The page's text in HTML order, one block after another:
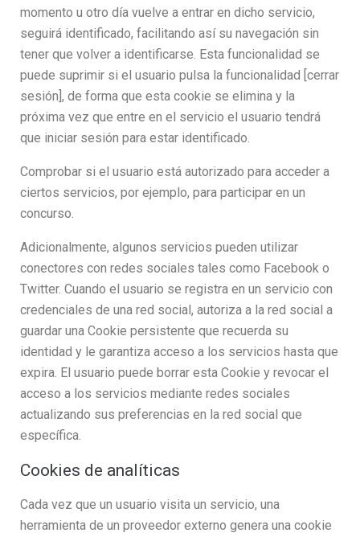
momento u otro día vuelve a entrar en dicho servicio,
seguirá identificado, facilitando así su navegación sin
tener que volver a identificarse. Esta funcionalidad se
puede suprimir si el usuario pulsa la funcionalidad [cerrar
sesión], de forma que esta cookie se elimina y la
próxima vez que entre en el servicio el usuario tendrá
que iniciar sesión para estar identificado.
Comprobar si el usuario está autorizado para acceder a
ciertos servicios, por ejemplo, para participar en un
concurso.
Adicionalmente, algunos servicios pueden utilizar
conectores con redes sociales tales como Facebook o
Twitter. Cuando el usuario se registra en un servicio con
credenciales de una red social, autoriza a la red social a
guardar una Cookie persistente que recuerda su
identidad y le garantiza acceso a los servicios hasta que
expira. El usuario puede borrar esta Cookie y revocar el
acceso a los servicios mediante redes sociales
actualizando sus preferencias en la red social que
específica.
Cookies de analíticas
Cada vez que un usuario visita un servicio, una
herramienta de un proveedor externo genera una cookie